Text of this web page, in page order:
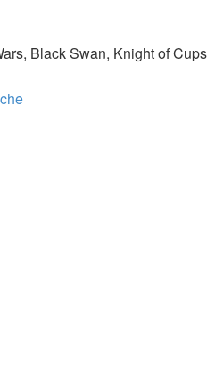
Black Swan, Knight of